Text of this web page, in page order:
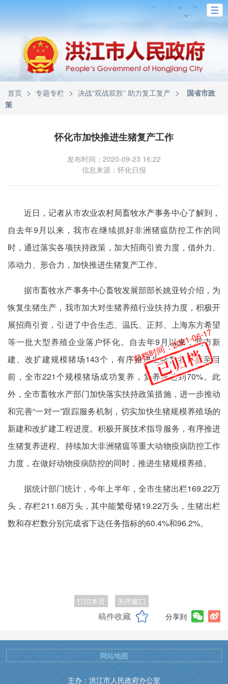
首页 > 专题专栏 > 决战“双战双胜” 助力复工复产 >
国省市政
策
怀化市加快推进生猪复产工作
发布时间：2020-09-23 16:22
信息来源：怀化日报
近日，记者从市农业农村局畜牧水产事务中心了解到，
自去年9月以来，我市在继续抓好非洲猪瘟防控工作的同
时，通过落实各项扶持政策，加大招商引资力度，借外力、
添动力、形合力，加快推进生猪复产工作。
据市畜牧水产事务中心畜牧发展部部长姚亚铃介绍，为
恢复生猪生产，我市加大对生猪养殖行业扶持力度，积极开
展招商引资，引进了中合生态、温氏、正邦、上海东方希望
等一批大型养殖企业落户怀化。自去年9月以来，我市新
建、改扩建规模猪场143个，有序推进生猪复养，截至目
前，全市221个规模猪场成功复养，复养率达到70%。此
外，全市畜牧水产部门加快落实扶持政策措施，进一步推动
和完善“一对一”跟踪服务机制，切实加快生猪规模养殖场的
新建和改扩建工程进度。积极开展技术指导服务，有序推进
生猪复养进程。持续加大非洲猪瘟等重大动物疫病防控工作
力度，在做好动物疫病防控的同时，推进生猪规模养殖。
据统计部门统计，今年上半年，全市生猪出栏169.22万
头，存栏211.68万头，其中能繁母猪19.22万头，生猪出栏
数和存栏数分别完成省下达任务指标的60.4%和96.2%。
打印本页 关闭窗口
稿件收藏 分享到
主办：洪江市人民政府办公室
网站地图
归档时间：2021-06-17